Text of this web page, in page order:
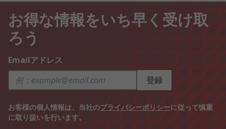
お得な情報をいち早く受け取
ろう
Emailアドレス
登録
お客様の個人情報は、当社のプライバシーポリシーに従って慎重
に取り扱いを行います。